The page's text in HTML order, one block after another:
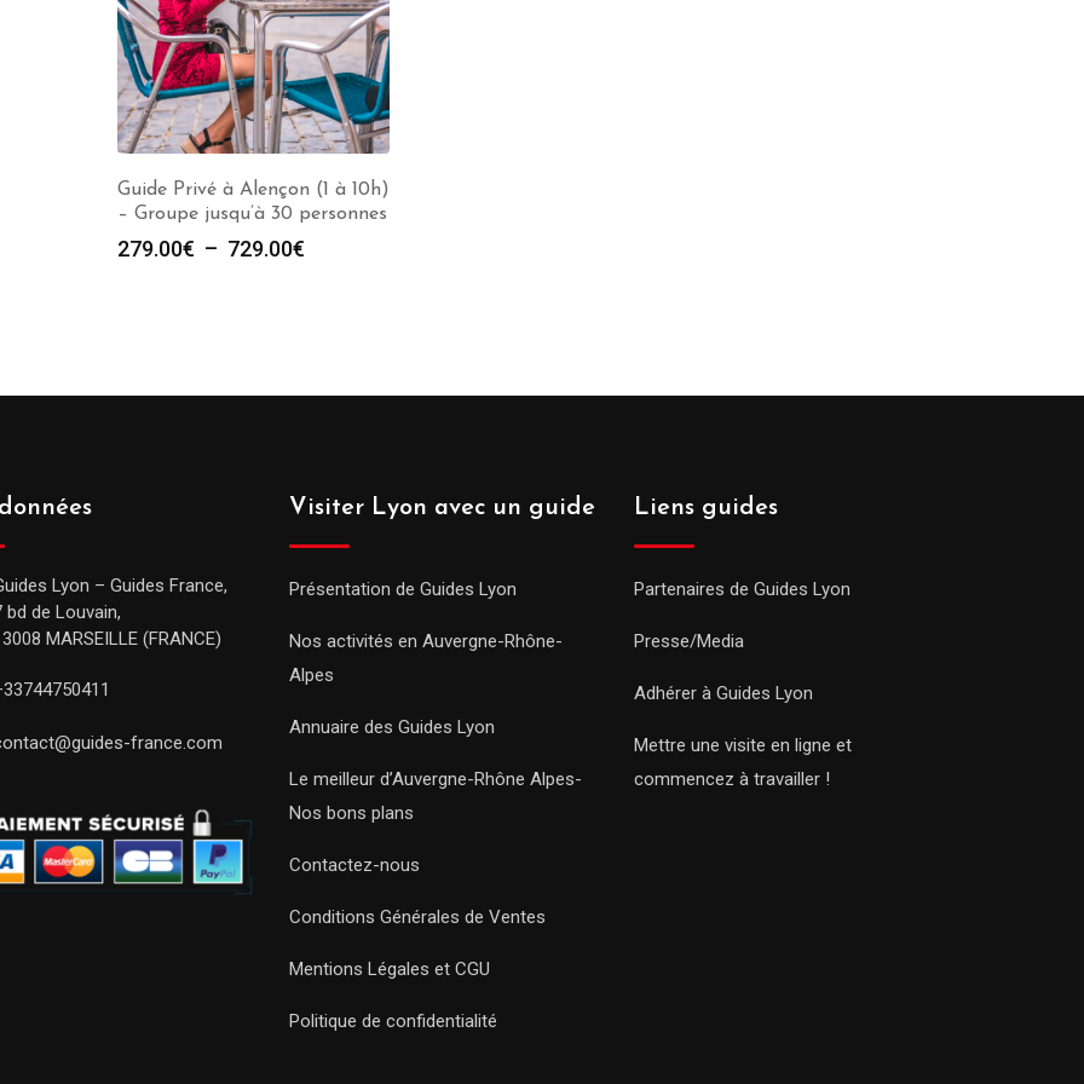
Guide Privé à Alençon (1 à 10h)
– Groupe jusqu’à 30 personnes
279.00€ – 729.00€Plage
Lyon – Guides France,
bd de Louvain,
MARSEILLE (FRANCE)
france.com
Visiter Lyon avec un guide
Présentation de Guides Lyon
Nos activités en Auvergne-Rhône-
Alpes
Annuaire des Guides Lyon
Le meilleur d’Auvergne-Rhône Alpes-
Nos bons plans
Contactez-nous
Conditions Générales de Ventes
Mentions Légales et CGU
Politique de confidentialité
Liens guides
Partenaires de Guides Lyon
Presse/Media
Adhérer à Guides Lyon
Mettre une visite en ligne et
commencez à travailler !